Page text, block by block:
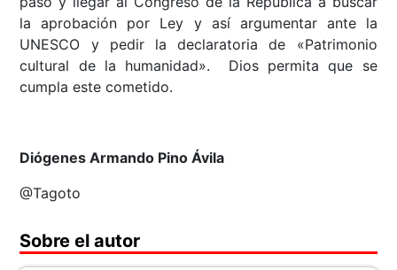
la aprobación por Ley y así argumentar ante la
UNESCO y pedir la declaratoria de «Patrimonio
cultural de la humanidad». Dios permita que se
cumpla este cometido.
Diógenes Armando Pino Ávila
@Tagoto
Sobre el autor